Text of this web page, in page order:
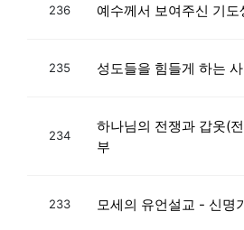
236 예수께서 보여주신 기도
235 성도들을 힘들게 하는
234
하나님의 전쟁과 갑옷(
부
233 모세의 유언설교 - 신명